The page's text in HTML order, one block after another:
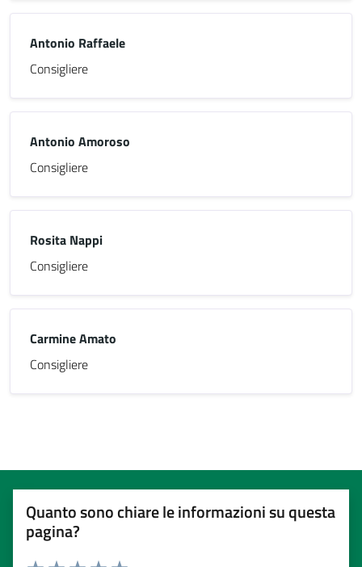
Antonio Raffaele
Consigliere
Antonio Amoroso
Consigliere
Rosita Nappi
Consigliere
Carmine Amato
Consigliere
Quanto sono chiare le informazioni su questa
pagina?